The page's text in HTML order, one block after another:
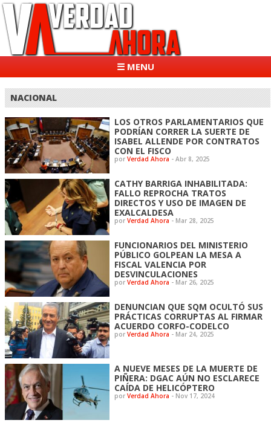
☰ MENU
NACIONAL
LOS OTROS PARLAMENTARIOS QUE
PODRÍAN CORRER LA SUERTE DE
ISABEL ALLENDE POR CONTRATOS
CON EL FISCO
porVerdad Ahora - Abr 8, 2025
CATHY BARRIGA INHABILITADA:
FALLO REPROCHA TRATOS
DIRECTOS Y USO DE IMAGEN DE
EXALCALDESA
porVerdad Ahora - Mar 28, 2025
FUNCIONARIOS DEL MINISTERIO
PÚBLICO GOLPEAN LA MESA A
FISCAL VALENCIA POR
DESVINCULACIONES
porVerdad Ahora - Mar 26, 2025
DENUNCIAN QUE SQM OCULTÓ SUS
PRÁCTICAS CORRUPTAS AL FIRMAR
ACUERDO CORFO-CODELCO
porVerdad Ahora - Mar 24, 2025
A NUEVE MESES DE LA MUERTE DE
PIÑERA: DGAC AÚN NO ESCLARECE
CAÍDA DE HELICÓPTERO
porVerdad Ahora - Nov 17, 2024